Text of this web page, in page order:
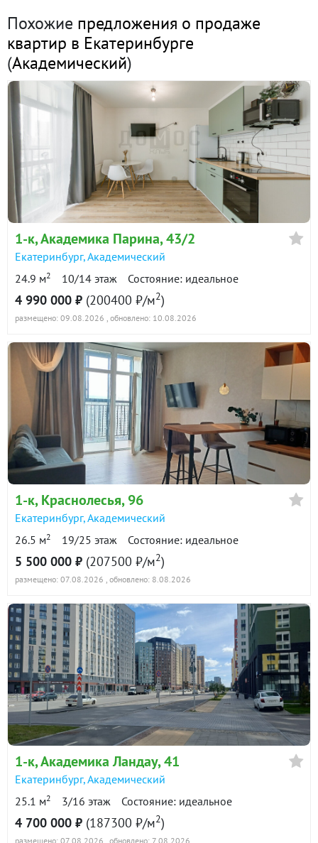
Похожие предложения о продаже
квартир в Екатеринбурге
(Академический)
1-к, Академика Парина, 43/2
Екатеринбург,Академический
24.9 м2 10/14 этаж Состояние: идеальное
4 990 000 ₽ (200400 ₽/м2)
размещено: 09.08.2026 , обновлено: 10.08.2026
1-к, Краснолесья, 96
Екатеринбург,Академический
26.5 м2 19/25 этаж Состояние: идеальное
5 500 000 ₽ (207500 ₽/м2)
размещено: 07.08.2026 , обновлено: 8.08.2026
1-к, Академика Ландау, 41
Екатеринбург,Академический
25.1 м2 3/16 этаж Состояние: идеальное
4 700 000 ₽ (187300 ₽/м2)
размещено: 07.08.2026 , обновлено: 7.08.2026